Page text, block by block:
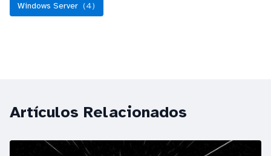
Windows Server (4)
Artículos Relacionados